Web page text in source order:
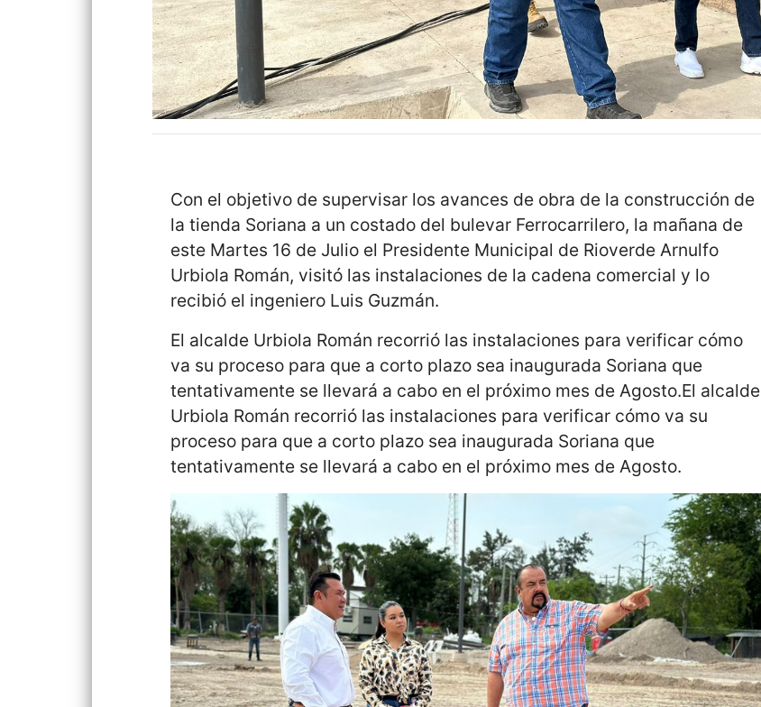
Con el objetivo de supervisar los avances de obra de la construcción de
la tienda Soriana a un costado del bulevar Ferrocarrilero, la mañana de
este Martes 16 de Julio el Presidente Municipal de Rioverde Arnulfo
Urbiola Román, visitó las instalaciones de la cadena comercial y lo
recibió el ingeniero Luis Guzmán.
El alcalde Urbiola Román recorrió las instalaciones para verificar cómo
va su proceso para que a corto plazo sea inaugurada Soriana que
tentativamente se llevará a cabo en el próximo mes de Agosto.El alcalde
Urbiola Román recorrió las instalaciones para verificar cómo va su
proceso para que a corto plazo sea inaugurada Soriana que
tentativamente se llevará a cabo en el próximo mes de Agosto.